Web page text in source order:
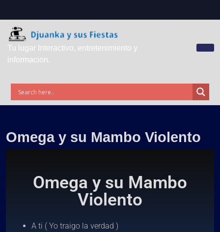
Tu lugar Interactivo, entretenimiento y
informacion.
Omega y su Mambo Violento
Omega y su Mambo
Violento
A ti ( Yo traigo la verdad )